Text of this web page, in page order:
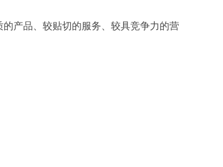
产品、较贴切的服务、较具竞争力的营